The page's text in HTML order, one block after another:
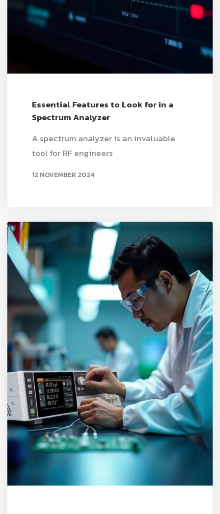
Essential Features to Look for in a
Spectrum Analyzer
A spectrum analyzer is an invaluable
tool for RF engineers
12 NOVEMBER 2024